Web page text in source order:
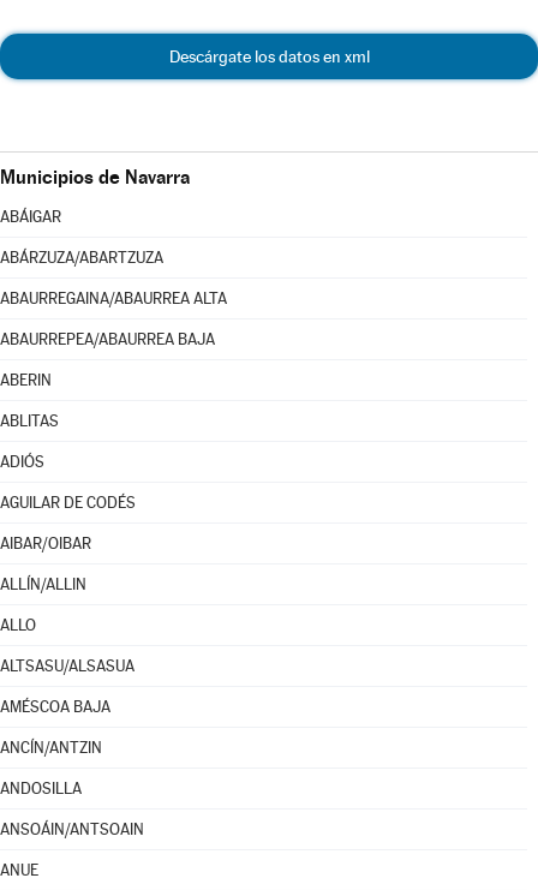
Descárgate los datos en xml
Municipios de Navarra
ABÁIGAR
ABÁRZUZA/ABARTZUZA
ABAURREGAINA/ABAURREA ALTA
ABAURREPEA/ABAURREA BAJA
ABERIN
ABLITAS
ADIÓS
AGUILAR DE CODÉS
AIBAR/OIBAR
ALLÍN/ALLIN
ALLO
ALTSASU/ALSASUA
AMÉSCOA BAJA
ANCÍN/ANTZIN
ANDOSILLA
ANSOÁIN/ANTSOAIN
ANUE